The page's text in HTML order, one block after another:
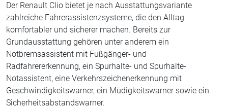
Der Renault Clio bietet je nach Ausstattungsvariante
zahlreiche Fahrerassistenzsysteme, die den Alltag
komfortabler und sicherer machen. Bereits zur
Grundausstattung gehören unter anderem ein
Notbremsassistent mit Fußgänger- und
Radfahrererkennung, ein Spurhalte- und Spurhalte-
Notassistent, eine Verkehrszeichenerkennung mit
Geschwindigkeitswarner, ein Müdigkeitswarner sowie ein
Sicherheitsabstandswarner.